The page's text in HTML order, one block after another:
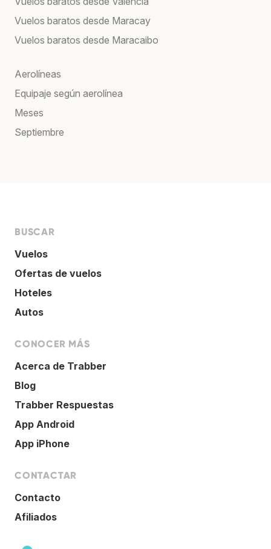
Vuelos baratos desde Maracay
Vuelos baratos desde Maracaibo
Aerolíneas
Equipaje según aerolínea
Meses
Septiembre
BUSCAR
Vuelos
Ofertas de vuelos
Hoteles
Autos
CONOCER MÁS
Acerca de Trabber
Blog
Trabber Respuestas
App Android
App iPhone
CONTACTAR
Contacto
Afiliados